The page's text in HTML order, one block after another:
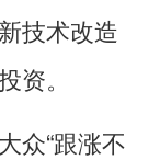
技术改造
资。
“跟涨不